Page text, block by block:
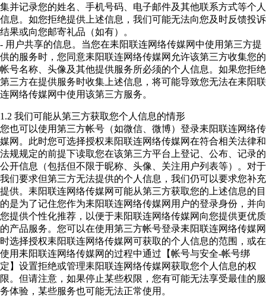
集并记录您的姓名、手机号码、电子邮件及其他联系方式等个人
信息。如您拒绝提供上述信息，我们可能无法向您及时反馈投诉
结果或向您邮寄礼品（如有）。
- 用户共享的信息。当您在耒阳联连网络传媒网中使用第三方提
供的服务时，您同意耒阳联连网络传媒网允许该第三方收集您的
帐号名称、头像及其他提供服务所必须的个人信息。如果您拒绝
第三方在提供服务时收集上述信息，将可能导致您无法在耒阳联
连网络传媒网中使用该第三方服务。
1.2 我们可能从第三方获取您个人信息的情形
您也可以使用第三方帐号（如微信、微博）登录耒阳联连网络传
媒网。此时您可选择授权耒阳联连网络传媒网在符合相关法律和
法规规定的前提下读取您在该第三方平台上登记、公布、记录的
公开信息（包括但不限于昵称、头像、关注用户列表等）。对于
我们要求但第三方无法提供的个人信息，我们仍可以要求您补充
提供。耒阳联连网络传媒网可能从第三方获取您的上述信息的目
的是为了记住您作为耒阳联连网络传媒网用户的登录身份，并向
您提供个性化推荐，以便于耒阳联连网络传媒网向您提供更优质
的产品服务。您可以在使用第三方帐号登录耒阳联连网络传媒网
时选择授权耒阳联连网络传媒网可获取的个人信息的范围，或在
使用耒阳联连网络传媒网的过程中通过【帐号与安全-帐号绑
定】设置拒绝或管理耒阳联连网络传媒网获取您个人信息的权
限。但请注意，如果停止某些权限，您有可能无法享受最佳的服
务体验，某些服务也可能无法正常使用。